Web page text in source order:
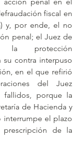
fiscal en
y, por ende, el no
penal; el Juez de
la protección
su contra interpuso
en el que refirió
del Juez
fallidos, porque la
de Hacienda y
el plazo
prescripción de la